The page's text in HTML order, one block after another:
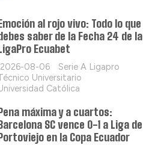
Emoción al rojo vivo: Todo lo que
saber de la Fecha 24 de la
LigaPro Ecuabet
2026-08-06
Serie A Ligapro
Universitario
Católica
Pena máxima y a cuartos:
Barcelona SC vence 0-1 a Liga de
Portoviejo en la Copa Ecuador